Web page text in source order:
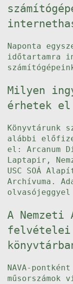
Naponta
időtartamra
Milyen
érhetek el
Könyvtárunk
alábbi
el: Arcanum
Laptapir,
USC SOÁ
Archívuma.
A Nemzeti
felvételei
NAVA-
műsorszámok